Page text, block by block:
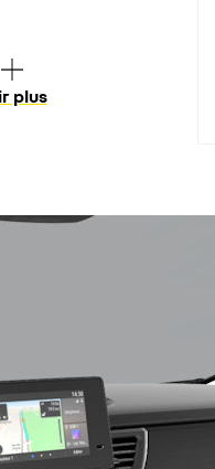
plus